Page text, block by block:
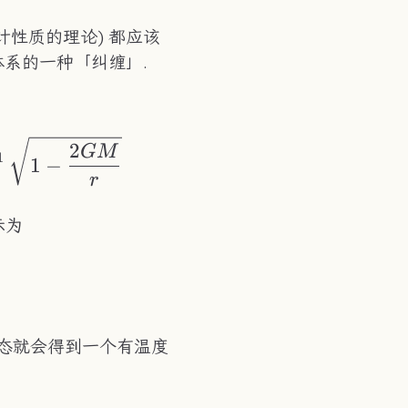
性质的理论) 都应该
的一种「纠缠」.
\sqrt{g_{rr}(r')}\mathrm{d}r' =
1 −
r
2GM
为
就会得到一个有温度